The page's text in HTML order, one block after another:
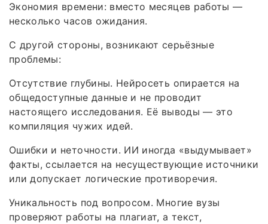
Экономия времени: вместо месяцев работы —
несколько часов ожидания.
С другой стороны, возникают серьёзные
проблемы:
Отсутствие глубины. Нейросеть опирается на
общедоступные данные и не проводит
настоящего исследования. Её выводы — это
компиляция чужих идей.
Ошибки и неточности. ИИ иногда «выдумывает»
факты, ссылается на несуществующие источники
или допускает логические противоречия.
Уникальность под вопросом. Многие вузы
проверяют работы на плагиат, а текст,